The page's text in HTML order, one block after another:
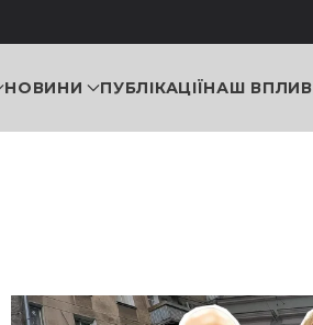
НОВИНИ ПУБЛІКАЦІЇНАШ ВПЛИВ